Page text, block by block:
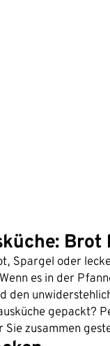
Brot
Spargel oder
es in der
den
gepackt?
zusammen